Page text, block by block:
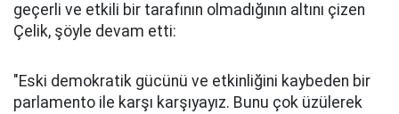
geçerli ve etkili bir tarafının olmadığının altını çizen
Çelik, şöyle devam etti:
"Eski demokratik gücünü ve etkinliğini kaybeden bir
parlamento ile karşı karşıyayız. Bunu çok üzülerek